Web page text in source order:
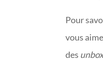
Pour
vous
des